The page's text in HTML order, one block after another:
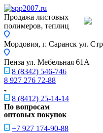
Продажа листовых
полимеров, теплиц
Мордовия, г. Саранск ул.
Пенза ул. Мебельная 61А
8 (8342) 546-746
8 927 276 72-88
8 (8412) 25-14-14
По вопросам
оптовых покупок
+7 927 174-90-88